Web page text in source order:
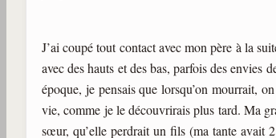
J’ai coupé tout contact avec mon père à la
avec des hauts et des bas, parfois des envies
époque, je pensais que lorsqu’on mourrait,
vie, comme je le découvrirais plus tard. Ma
sœur, qu’elle perdrait un fils (ma tante avait